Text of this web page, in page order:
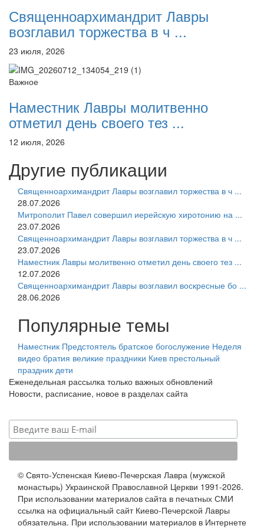
Священноархимандрит Лавры
возглавил торжества в ч ...
23 июля, 2026
Важное
Наместник Лавры молитвенно
отметил день своего тез ...
12 июля, 2026
Другие публикации
Священноархимандрит Лавры возглавил торжества в ч ...
28.07.2026
Митрополит Павел совершил иерейскую хиротонию на ...
23.07.2026
Священноархимандрит Лавры возглавил торжества в ч ...
23.07.2026
Наместник Лавры молитвенно отметил день своего тез ...
12.07.2026
Священноархимандрит Лавры возглавил воскресные бо ...
28.06.2026
Популярные темы
Наместник Предстоятель братское богослужение Неделя
видео братия великие праздники Киев престольный
праздник дети
Еженедельная рассылка только важных обновлений
Новости, расписание, новое в разделах сайта
© Свято-Успенская Киево-Печерская Лавра (мужской
монастырь) Украинской Православной Церкви 1991-2026.
При использовании материалов сайта в печатных СМИ
ссылка на официальный сайт Киево-Печерской Лавры
обязательна. При использовании материалов в Интернете